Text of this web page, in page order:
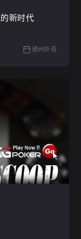
新时代
德州扑克